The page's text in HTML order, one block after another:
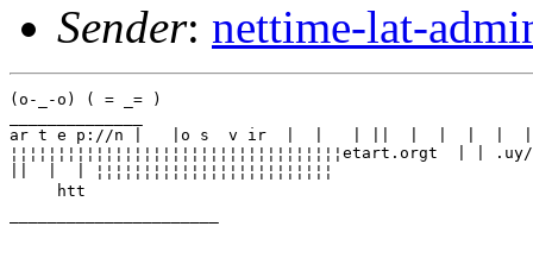
Sender: nettime-lat-
(o-_-o) ( = _= )
ar t e p://n |   |o s  v ir  |  |   | ||  |  |  |  |
¦¦¦¦¦¦¦¦¦¦¦¦¦¦¦¦¦¦¦¦¦¦¦¦¦¦¦¦¦¦¦¦¦¦¦etart.orgt  | |
||  |  | ¦¦¦¦¦¦¦¦¦¦¦¦¦¦¦¦¦¦¦¦¦¦¦¦¦
     htt     